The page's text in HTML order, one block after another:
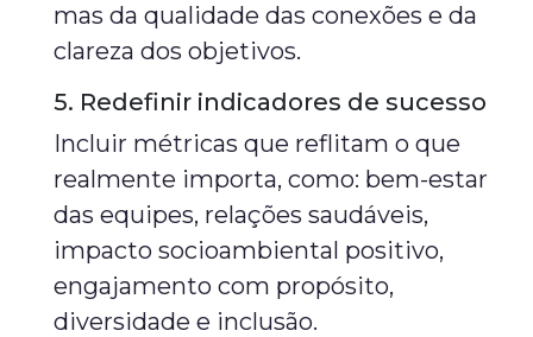
mas da qualidade das conexões e da
clareza dos objetivos.
5. Redefinir indicadores de sucesso
Incluir métricas que reflitam o que
realmente importa, como: bem-estar
das equipes, relações saudáveis,
impacto socioambiental positivo,
engajamento com propósito,
diversidade e inclusão.